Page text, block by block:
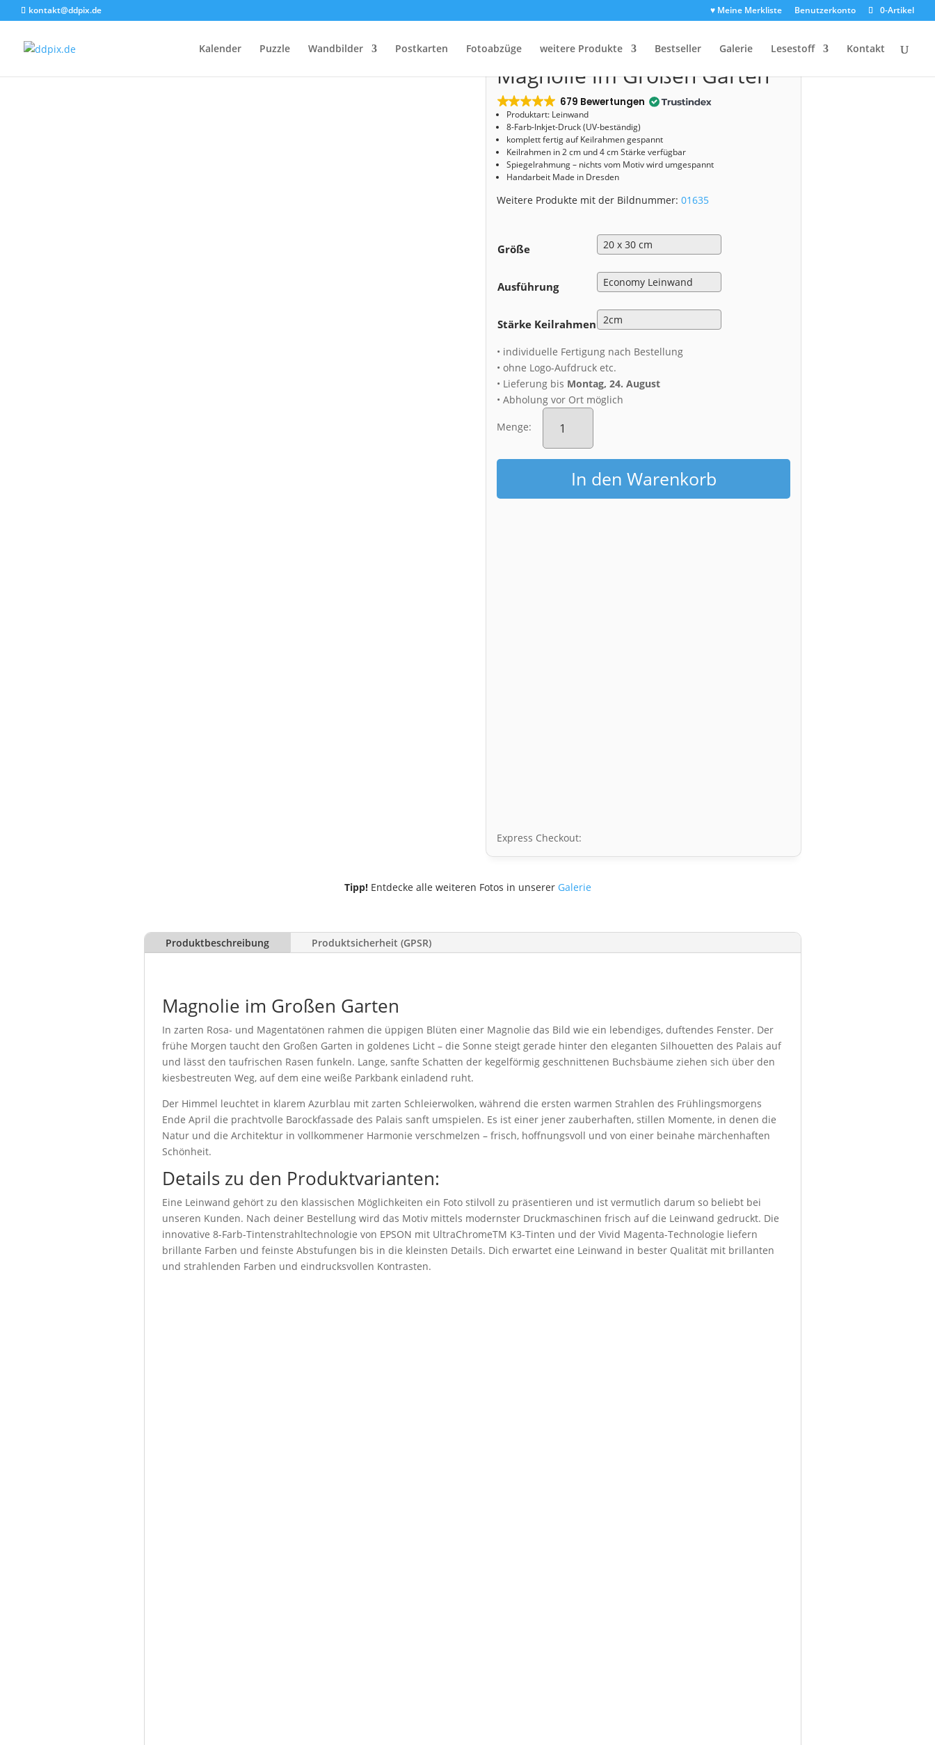
kontakt@ddpix.de ♥ Meine Merkliste Benutzerkonto 0-Artikel
Kalender Puzzle Wandbilder Postkarten Fotoabzüge weitere Produkte Bestseller Galerie Lesestoff Kontakt
Start/Shop/Leinwand/ Leinwand (01635) Magnolie im Großen Garten
Leinwand (01635)
Magnolie im Großen Garten
679 Bewertungen
Produktart: Leinwand
8-Farb-Inkjet-Druck (UV-beständig)
komplett fertig auf Keilrahmen gespannt
Keilrahmen in 2 cm und 4 cm Stärke verfügbar
Spiegelrahmung – nichts vom Motiv wird umgespannt
Handarbeit Made in Dresden
Weitere Produkte mit der Bildnummer:01635
Größe
Ausführung
Stärke Keilrahmen
• individuelle Fertigung nach Bestellung
• ohne Logo-Aufdruck etc.
• Lieferung bis Montag, 24. August
• Abholung vor Ort möglich
Menge:
Leinwand
(01635)
im
Großen
Garten
MengeIn den Warenkorb
Express Checkout:
Tipp!Entdecke alle weiteren Fotos in unserer Galerie
Produktbeschreibung Produktsicherheit (GPSR)
Magnolie im Großen Garten
In zarten Rosa- und Magentatönen rahmen die üppigen Blüten einer Magnolie das Bild wie ein lebendiges, duftendes Fenster. Der
frühe Morgen taucht den Großen Garten in goldenes Licht – die Sonne steigt gerade hinter den eleganten Silhouetten des Palais auf
und lässt den taufrischen Rasen funkeln. Lange, sanfte Schatten der kegelförmig geschnittenen Buchsbäume ziehen sich über den
kiesbestreuten Weg, auf dem eine weiße Parkbank einladend ruht.
Der Himmel leuchtet in klarem Azurblau mit zarten Schleierwolken, während die ersten warmen Strahlen des Frühlingsmorgens
Ende April die prachtvolle Barockfassade des Palais sanft umspielen. Es ist einer jener zauberhaften, stillen Momente, in denen die
Natur und die Architektur in vollkommener Harmonie verschmelzen – frisch, hoffnungsvoll und von einer beinahe märchenhaften
Schönheit.
Details zu den Produktvarianten:
Eine Leinwand gehört zu den klassischen Möglichkeiten ein Foto stilvoll zu präsentieren und ist vermutlich darum so beliebt bei
unseren Kunden. Nach deiner Bestellung wird das Motiv mittels modernster Druckmaschinen frisch auf die Leinwand gedruckt. Die
innovative 8-Farb-Tintenstrahltechnologie von EPSON mit UltraChromeTM K3-Tinten und der Vivid Magenta-Technologie liefern
brillante Farben und feinste Abstufungen bis in die kleinsten Details. Dich erwartet eine Leinwand in bester Qualität mit brillanten
und strahlenden Farben und eindrucksvollen Kontrasten.